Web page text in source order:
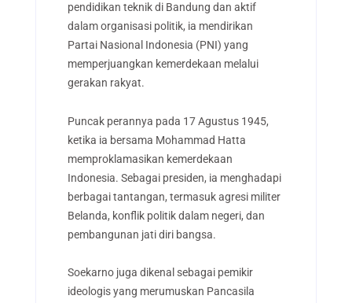
pendidikan teknik di Bandung dan aktif
dalam organisasi politik, ia mendirikan
Partai Nasional Indonesia (PNI) yang
memperjuangkan kemerdekaan melalui
gerakan rakyat.
Puncak perannya pada 17 Agustus 1945,
ketika ia bersama Mohammad Hatta
memproklamasikan kemerdekaan
Indonesia. Sebagai presiden, ia menghadapi
berbagai tantangan, termasuk agresi militer
Belanda, konflik politik dalam negeri, dan
pembangunan jati diri bangsa.
Soekarno juga dikenal sebagai pemikir
ideologis yang merumuskan Pancasila